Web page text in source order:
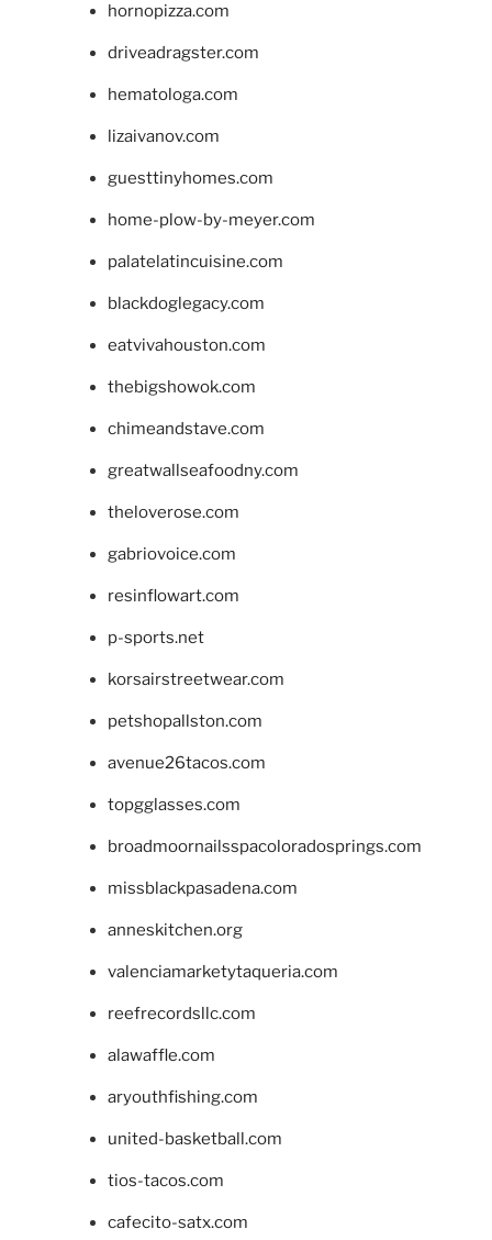
hornopizza.com
driveadragster.com
hematologa.com
lizaivanov.com
guesttinyhomes.com
home-plow-by-meyer.com
palatelatincuisine.com
blackdoglegacy.com
eatvivahouston.com
thebigshowok.com
chimeandstave.com
greatwallseafoodny.com
theloverose.com
gabriovoice.com
resinflowart.com
p-sports.net
korsairstreetwear.com
petshopallston.com
avenue26tacos.com
topgglasses.com
broadmoornailsspacoloradosprings.com
missblackpasadena.com
anneskitchen.org
valenciamarketytaqueria.com
reefrecordsllc.com
alawaffle.com
aryouthfishing.com
united-basketball.com
tios-tacos.com
cafecito-satx.com